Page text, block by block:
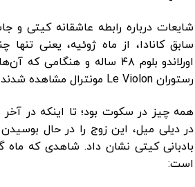
سابق کانادا، از ماه ژوئیه، یعنی
اورلاندو بلوم ۴۸ ساله و
رستوران Le Violon مونترال مشاهده شدند، آغاز شد.
همه چیز در سکوت بود؛ تا اینکه در
در دیلی میل، این زوج را در حال
بادبانی کیتی نشان داد. شاهدی که
است: